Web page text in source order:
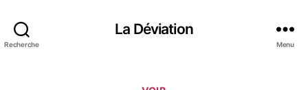
Recherche
La Déviation
Menu